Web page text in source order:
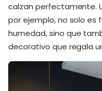
calzan perfectamente.
por ejemplo, no solo es
humedad, sino que
decorativo que regala